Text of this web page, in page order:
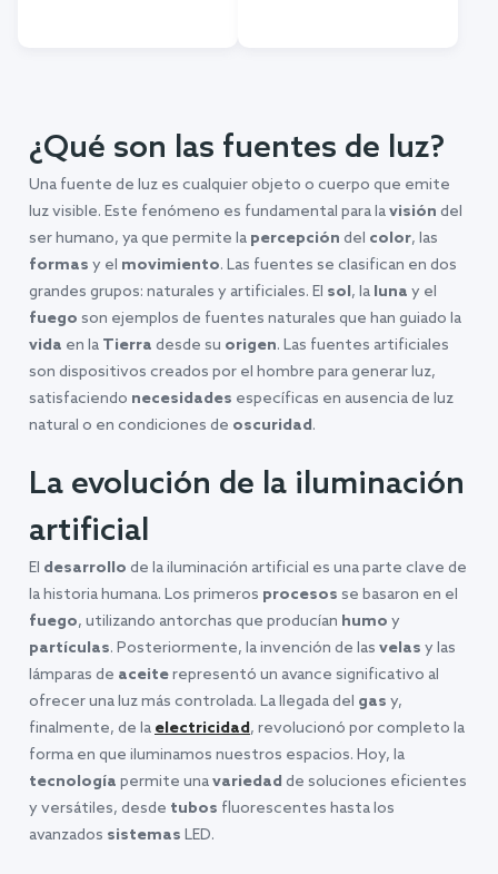
¿Qué son las fuentes de luz?
Una fuente de luz es cualquier objeto o cuerpo que emite
luz visible. Este fenómeno es fundamental para lavisión del
ser humano, ya que permite la percepción del color, las
formas y el movimiento. Las fuentes se clasifican en dos
grandes grupos: naturales y artificiales. El sol, la luna y el
fuego son ejemplos de fuentes naturales que han guiado la
vida en la Tierra desde su origen. Las fuentes artificiales
son dispositivos creados por el hombre para generar luz,
satisfaciendo necesidades específicas en ausencia de luz
natural o en condiciones de oscuridad.
La evolución de la iluminación
artificial
El desarrollo de la iluminación artificial es una parte clave de
la historia humana. Los primeros procesos se basaron en el
fuego, utilizando antorchas que producían humo y
partículas. Posteriormente, la invención de las velas y las
lámparas de aceiterepresentó un avance significativo al
ofrecer una luz más controlada. La llegada del gas y,
finalmente, de laelectricidad, revolucionó por completo la
forma en que iluminamos nuestros espacios. Hoy, la
tecnología permite unavariedad de soluciones eficientes
y versátiles, desde tubos fluorescentes hasta los
avanzados sistemas LED.